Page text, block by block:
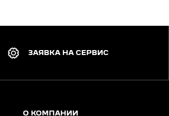
ЗАЯВКА НА СЕРВИС
О КОМПАНИИ